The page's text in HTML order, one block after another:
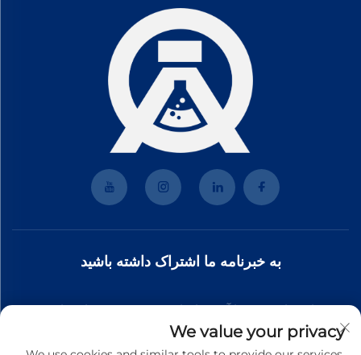
به خبرنامه ما اشتراک داشته باشید
به خبرنامه ما بپیوندید تا آخرین اخبار صنعت، به‌روزرسانی‌ها و
بینش‌ها را از تیم ما دریافت کنید.
We value your privacy